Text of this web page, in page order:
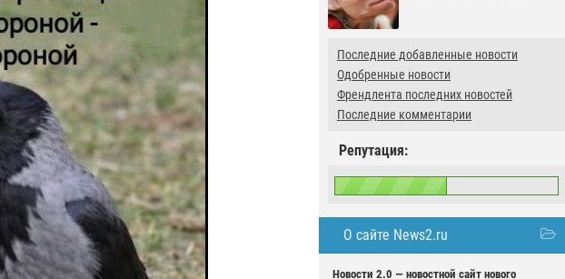
Последние добавленные новости
Одобренные новости
Френдлента последних новостей
Последние комментарии
Репутация:
О сайте News2.ru
Новости 2.0 — новостной сайт нового